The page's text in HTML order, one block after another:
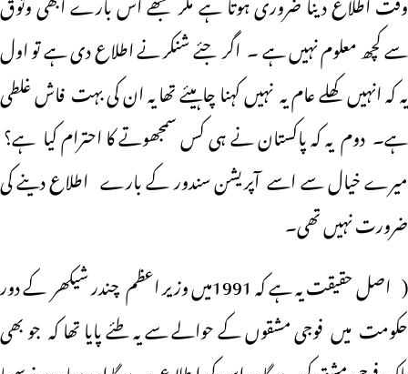
سے کچھ معلوم نہیں ہے ۔ اگر جئے شنکر نے اطلاع دی ہے تو اول
یہ کہ انہیں کھلے عام یہ نہیں کہنا چاہیئے تھا یہ ان کی بہت فاش غلطی
ہے۔ دوم یہ کہ پاکستان نے ہی کس سمجھوتے کا احترام کیا ہے؟
میرے خیال سے اسے آپریشن سندور کے بارے اطلاع دینے کی
ضرورت نہیں تھی۔
( اصل حقیقت یہ ہے کہ 1991میں وزیر اعظم چندر شیکھر کے دور
حکومت میں فوجی مشقوں کے حوالے سے یہ طئے پایا تھا کہ جو بھی